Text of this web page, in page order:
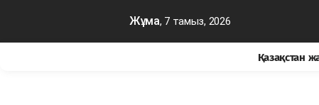
Жұма, 7 тамыз, 2026
Қазақстан